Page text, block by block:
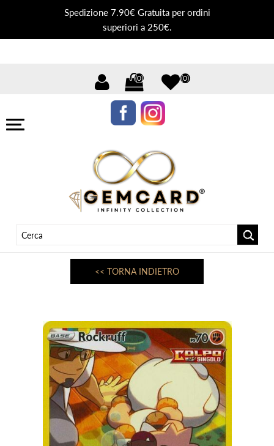
Spedizione 7.90€ Gratuita per ordini
superiori a 250€.
(0) (0)
<< TORNA INDIETRO